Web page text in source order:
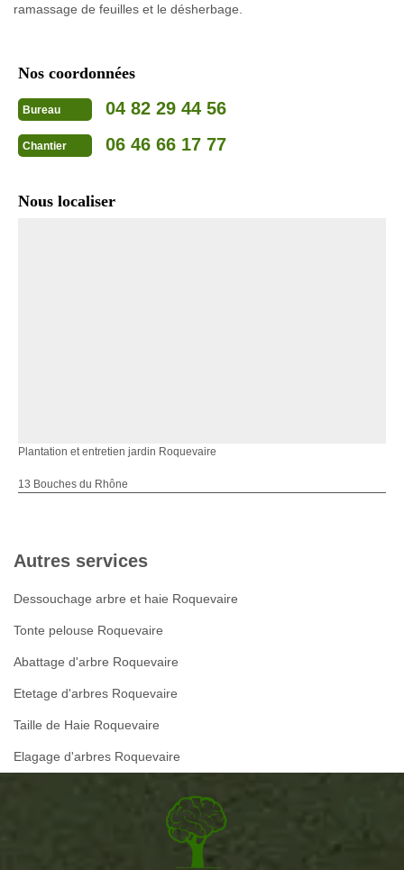
ramassage de feuilles et le désherbage.
Nos coordonnées
Bureau 04 82 29 44 56
Chantier 06 46 66 17 77
Nous localiser
Plantation et entretien jardin Roquevaire
13 Bouches du Rhône
Autres services
Dessouchage arbre et haie Roquevaire
Tonte pelouse Roquevaire
Abattage d'arbre Roquevaire
Etetage d'arbres Roquevaire
Taille de Haie Roquevaire
Elagage d'arbres Roquevaire